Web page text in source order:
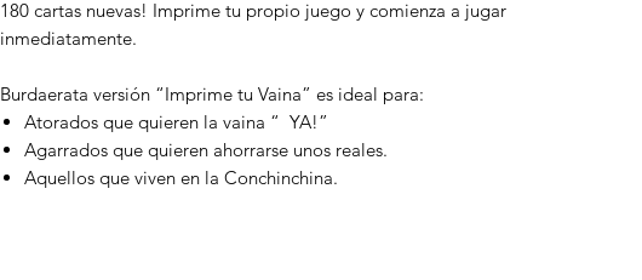
180 cartas nuevas! Imprime tu propio juego y comienza a jugar
inmediatamente.
Burdaerata versión “Imprime tu Vaina” es ideal para:
Atorados que quieren la vaina “ YA!”
Agarrados que quieren ahorrarse unos reales.
Aquellos que viven en la Conchinchina.